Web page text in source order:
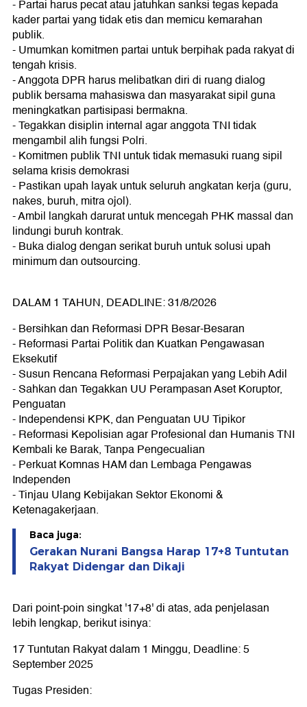
- Partai harus pecat atau jatuhkan sanksi tegas kepada
kader partai yang tidak etis dan memicu kemarahan
publik.
- Umumkan komitmen partai untuk berpihak pada rakyat di
tengah krisis.
- Anggota DPR harus melibatkan diri di ruang dialog
publik bersama mahasiswa dan masyarakat sipil guna
meningkatkan partisipasi bermakna.
- Tegakkan disiplin internal agar anggota TNI tidak
mengambil alih fungsi Polri.
- Komitmen publik TNI untuk tidak memasuki ruang sipil
selama krisis demokrasi
- Pastikan upah layak untuk seluruh angkatan kerja (guru,
nakes, buruh, mitra ojol).
- Ambil langkah darurat untuk mencegah PHK massal dan
lindungi buruh kontrak.
- Buka dialog dengan serikat buruh untuk solusi upah
minimum dan outsourcing.
DALAM 1 TAHUN, DEADLINE: 31/8/2026
- Bersihkan dan Reformasi DPR Besar-Besaran
- Reformasi Partai Politik dan Kuatkan Pengawasan
Eksekutif
- Susun Rencana Reformasi Perpajakan yang Lebih Adil
- Sahkan dan Tegakkan UU Perampasan Aset Koruptor,
Penguatan
- Independensi KPK, dan Penguatan UU Tipikor
- Reformasi Kepolisian agar Profesional dan Humanis TNI
Kembali ke Barak, Tanpa Pengecualian
- Perkuat Komnas HAM dan Lembaga Pengawas
Independen
- Tinjau Ulang Kebijakan Sektor Ekonomi &
Ketenagakerjaan.
Baca juga:
Gerakan Nurani Bangsa Harap 17+8 Tuntutan
Rakyat Didengar dan Dikaji
Dari point-poin singkat '17+8' di atas, ada penjelasan
lebih lengkap, berikut isinya:
17 Tuntutan Rakyat dalam 1 Minggu, Deadline: 5
September 2025
Tugas Presiden: